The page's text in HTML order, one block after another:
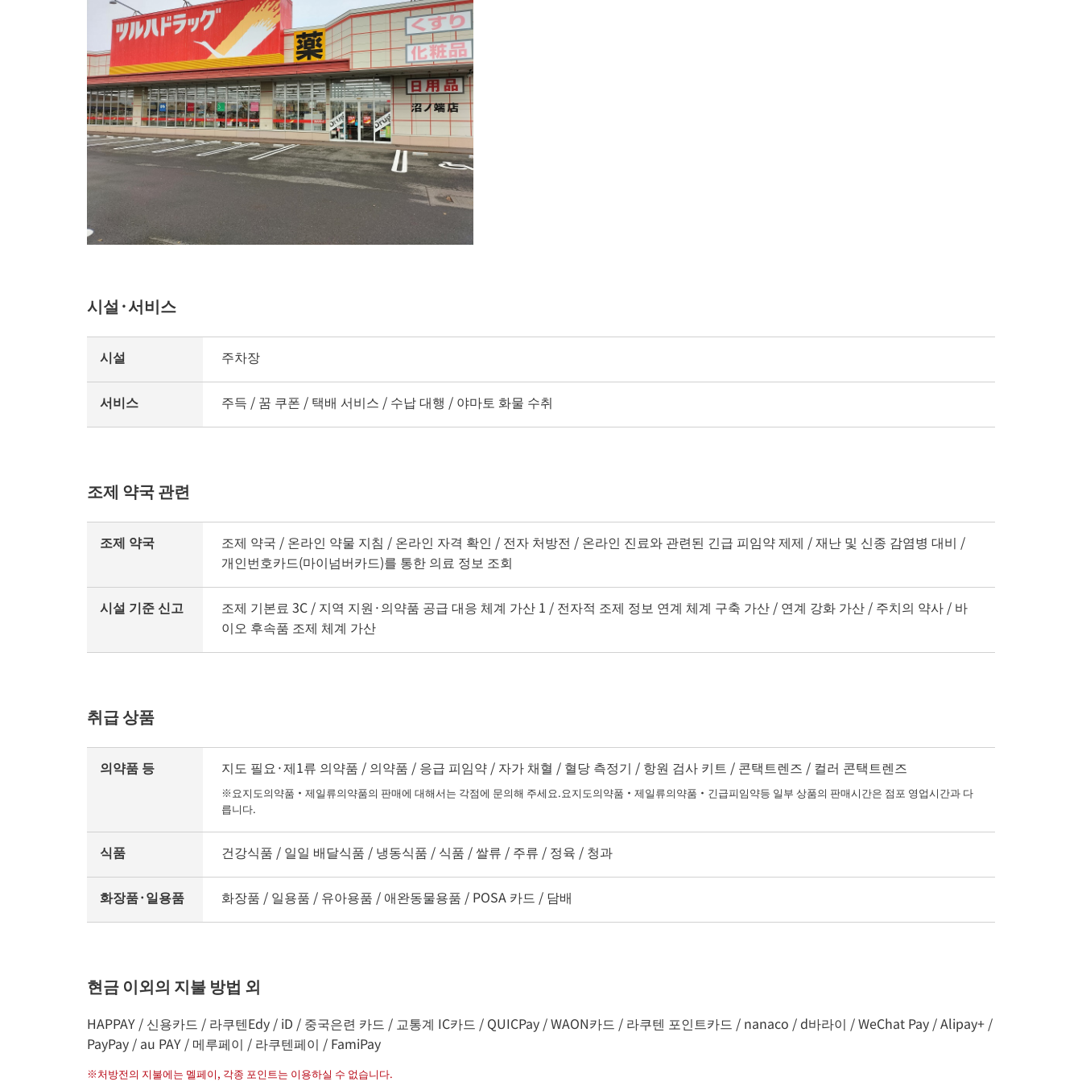
시설·서비스
시설 주차장
서비스 주득 / 꿈 쿠폰 / 택배 서비스 / 수납 대행 / 야마토 화물 수취
조제 약국 관련
조제 약국
조제 약국 / 온라인 약물 지침 / 온라인 자격 확인 / 전자 처방전 / 온라인 진료와 관련된 긴급 피임약 제제 / 재난 및 신종 감염병 대비 /
개인번호카드(마이넘버카드)를 통한 의료 정보 조회
시설 기준 신고
조제 기본료 3C / 지역 지원·의약품 공급 대응 체계 가산 1 / 전자적 조제 정보 연계 체계 구축 가산 / 연계 강화 가산 / 주치의 약사 / 바
이오 후속품 조제 체계 가산
취급 상품
의약품 등 지도 필요·제1류 의약품 / 의약품 / 응급 피임약 / 자가 채혈 / 혈당 측정기 / 항원 검사 키트 / 콘택트렌즈 / 컬러 콘택트렌즈
※요지도의약품・제일류의약품의 판매에 대해서는 각점에 문의해 주세요.요지도의약품・제일류의약품・긴급피임약등 일부 상품의 판매시간은 점포 영업시간과 다
릅니다.
식품 건강식품 / 일일 배달식품 / 냉동식품 / 식품 / 쌀류 / 주류 / 정육 / 청과
화장품·일용품 화장품 / 일용품 / 유아용품 / 애완동물용품 / POSA 카드 / 담배
현금 이외의 지불 방법 외
HAPPAY / 신용카드 / 라쿠텐Edy / iD / 중국은련 카드 / 교통계 IC카드 / QUICPay / WAON카드 / 라쿠텐 포인트카드 / nanaco / d바라이 / WeChat Pay / Alipay+ /
PayPay / au PAY / 메루페이 / 라쿠텐페이 / FamiPay
※처방전의 지불에는 멜페이, 각종 포인트는 이용하실 수 없습니다.